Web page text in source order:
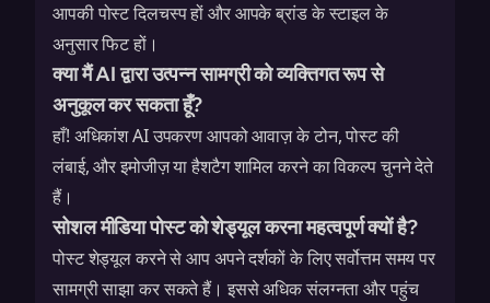
आपकी पोस्ट दिलचस्प हों और आपके ब्रांड के स्टाइल के
अनुसार फिट हों।
क्या मैं AI द्वारा उत्पन्न सामग्री को व्यक्तिगत रूप से
अनुकूल कर सकता हूँ?
हाँ! अधिकांश AI उपकरण आपको आवाज़ के टोन, पोस्ट की
लंबाई, और इमोजीज़ या हैशटैग शामिल करने का विकल्प चुनने देते
हैं।
सोशल मीडिया पोस्ट को शेड्यूल करना महत्वपूर्ण क्यों है?
पोस्ट शेड्यूल करने से आप अपने दर्शकों के लिए सर्वोत्तम समय पर
सामग्री साझा कर सकते हैं। इससे अधिक संलग्नता और पहुंच